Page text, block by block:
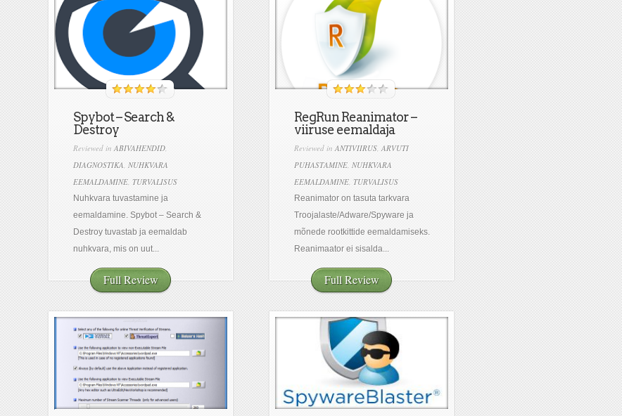
Spybot – Search &
Destroy
Reviewed in ABIVAHENDID,
DIAGNOSTIKA, NUHKVARA
EEMALDAMINE, TURVALISUS
Nuhkvara tuvastamine ja
eemaldamine. Spybot – Search &
Destroy tuvastab ja eemaldab
nuhkvara, mis on uut...
Full Review
RegRun Reanimator –
viiruse eemaldaja
Reviewed inANTIVIIRUS, ARVUTI
PUHASTAMINE, NUHKVARA
EEMALDAMINE, TURVALISUS
Reanimator on tasuta tarkvara
Troojalaste/Adware/Spyware ja
mõnede rootkittide eemaldamiseks.
Reanimaator ei sisalda...
Full Review